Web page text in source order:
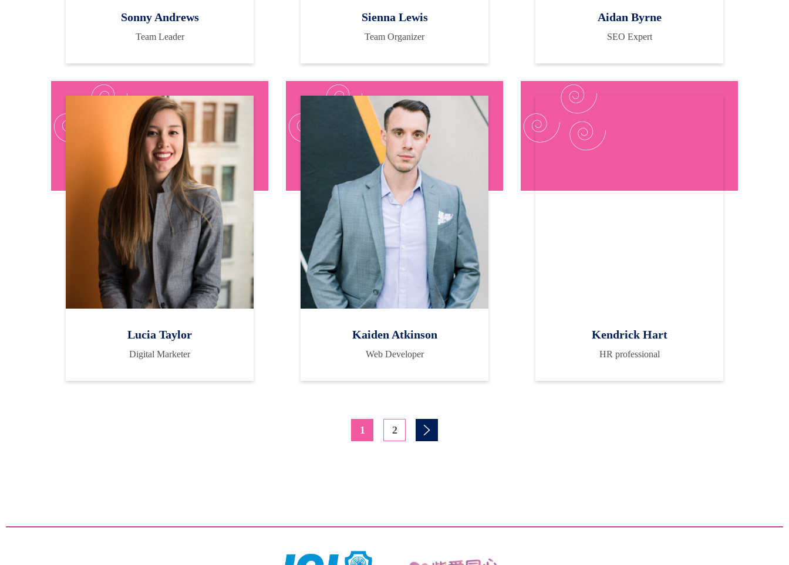
Sonny Andrews
Team Leader
Sienna Lewis
Team Organizer
Aidan Byrne
SEO Expert
Lucia Taylor
Digital Marketer
Kaiden Atkinson
Web Developer
Kendrick Hart
HR professional
1 2